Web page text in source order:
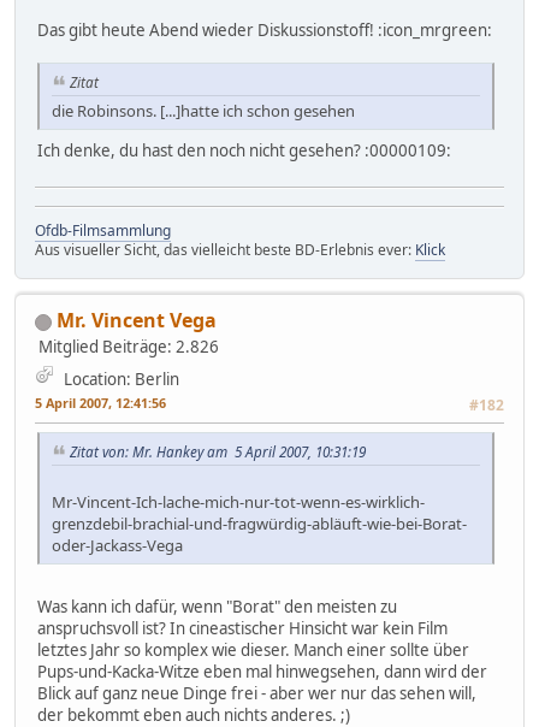
Das gibt heute Abend wieder Diskussionstoff! :icon_mrgreen:
Zitat
die Robinsons. [...]hatte ich schon gesehen
Ich denke, du hast den noch nicht gesehen? :00000109:
Ofdb-Filmsammlung
Aus visueller Sicht, das vielleicht beste BD-Erlebnis ever: Klick
Mr. Vincent Vega
Mitglied Beiträge: 2.826
Location: Berlin
5 April 2007, 12:41:56 #182
Zitat von: Mr. Hankey am 5 April 2007, 10:31:19
Mr-Vincent-Ich-lache-mich-nur-tot-wenn-es-wirklich-
grenzdebil-brachial-und-fragwürdig-abläuft-wie-bei-Borat-
oder-Jackass-Vega
Was kann ich dafür, wenn "Borat" den meisten zu
anspruchsvoll ist? In cineastischer Hinsicht war kein Film
letztes Jahr so komplex wie dieser. Manch einer sollte über
Pups-und-Kacka-Witze eben mal hinwegsehen, dann wird der
Blick auf ganz neue Dinge frei - aber wer nur das sehen will,
der bekommt eben auch nichts anderes. ;)